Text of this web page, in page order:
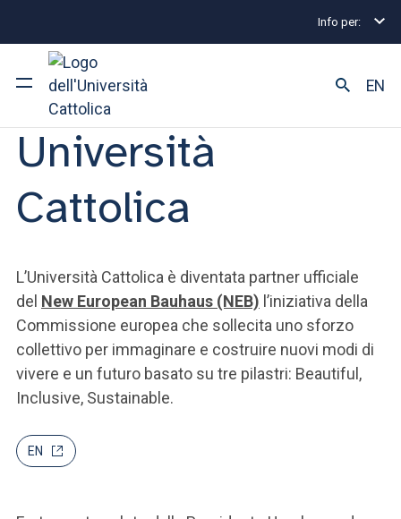
Info per:
Ateneo
Corsi di studio
Facoltà e campus
SEI UNO STUDENTE ISCRITTO?
ACCEDI ALLA MAIL ICATT
SEI UN DOCENTE O UN MEMBRO DELLO STAFF
EN
New European
Bauhaus – NEB
Università
Cattolica
L’Università Cattolica è diventata partner ufficiale
del New European Bauhaus (NEB) l’iniziativa della
Commissione europea che sollecita uno sforzo
collettivo per immaginare e costruire nuovi modi di
vivere e un futuro basato su tre pilastri: Beautiful,
Inclusive, Sustainable.
EN